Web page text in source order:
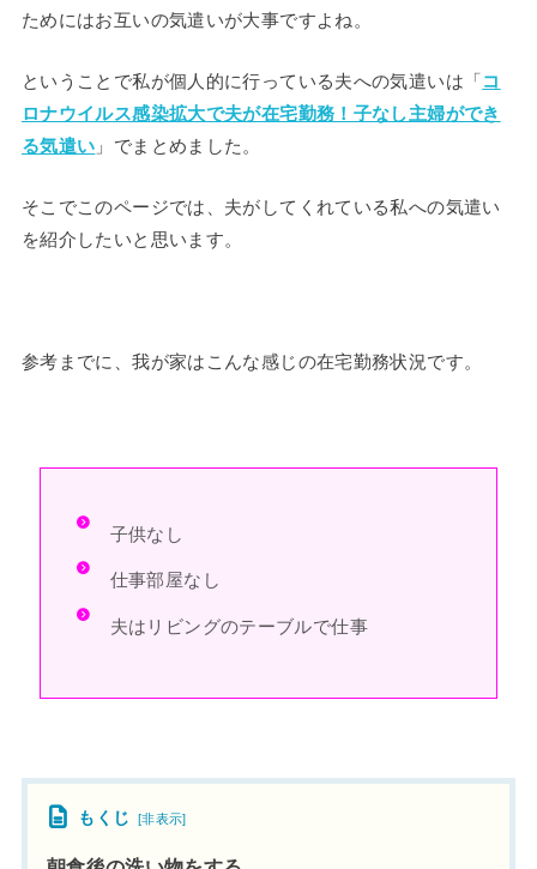
ためにはお互いの気遣いが大事ですよね。
ということで私が個人的に行っている夫への気遣いは「コ
ロナウイルス感染拡大で夫が在宅勤務！子なし主婦ができ
る気遣い 」でまとめました。
そこでこのページでは、夫がしてくれている私への気遣い
を紹介したいと思います。
参考までに、我が家はこんな感じの在宅勤務状況です。
子供なし
仕事部屋なし
夫はリビングのテーブルで仕事
もくじ [非表示]